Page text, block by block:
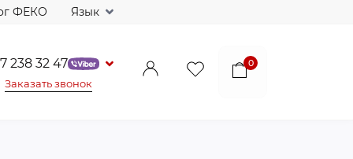
ФЕКО Язык
238 32 47
Заказать звонок
0